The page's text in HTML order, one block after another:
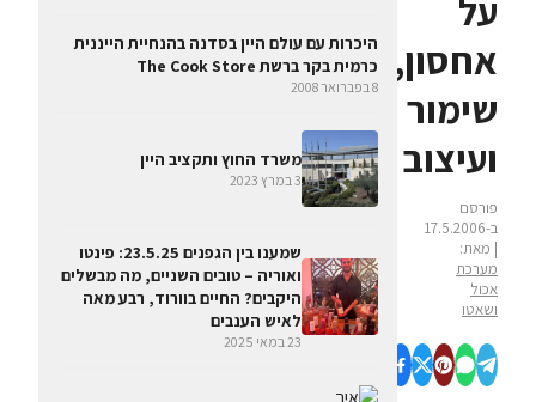
על
אחסון,
שימור
ועיצוב
פורסם
ב-17.5.2006
| מאת:
מערכת
אכול
ושאטו
היכרות עם עולם היין בסדנה בהנחיית הייננית
כרמית בקר ברשת The Cook Store
8 בפברואר 2008
משרד החוץ ותקציב היין
3 במרץ 2023
שמענו בין הגפנים 23.5.25: פינטו
ואוריה – טובים השניים, מה מבשלים
היקבים? החיים בוורוד, רבע מאה
לאיש הענבים
23 במאי 2025